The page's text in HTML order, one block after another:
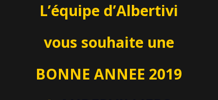
L’équipe d’Albertivi
vous souhaite une
BONNE ANNEE 2019